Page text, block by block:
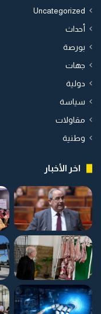
Uncategorized
أحداث
بورصة
جهات
دولية
سياسة
مقاولات
وطنية
اخر الأخبار